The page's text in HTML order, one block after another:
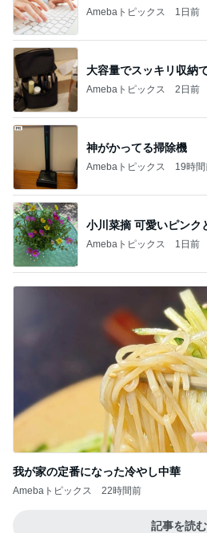
Amebaトピックス 1日前
大容量でスッキリ収納
Amebaトピックス 2日前
神がかってる掃除機
Amebaトピックス 19時
小川菜摘 可愛いピンク
Amebaトピックス 1日前
我が家の定番になった冷やし中華
Amebaトピックス 22時間前
記事を読む